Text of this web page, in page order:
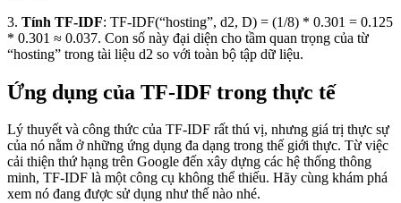
3. Tính TF-IDF: TF-IDF(“hosting”, d2, D) = (1/8) * 0.301 = 0.125
* 0.301 ≈ 0.037. Con số này đại diện cho tầm quan trọng của từ
“hosting” trong tài liệu d2 so với toàn bộ tập dữ liệu.
Ứng dụng của TF-IDF trong thực tế
Lý thuyết và công thức của TF-IDF rất thú vị, nhưng giá trị thực sự
của nó nằm ở những ứng dụng đa dạng trong thế giới thực. Từ việc
cải thiện thứ hạng trên Google đến xây dựng các hệ thống thông
minh, TF-IDF là một công cụ không thể thiếu. Hãy cùng khám phá
xem nó đang được sử dụng như thế nào nhé.